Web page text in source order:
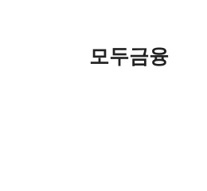
모두금융